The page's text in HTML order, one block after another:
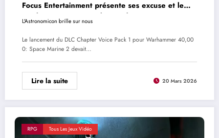
Focus Entertainment présente ses excuse et le
rend gratuit pour tout le monde
L'Astronomicon brille sur nous
Le lancement du DLC Chapter Voice Pack 1 pour Warhammer 40,00
0: Space Marine 2 devait…
Lire la suite 20 Mars 2026
RPG Tous Les Jeux Vidéo